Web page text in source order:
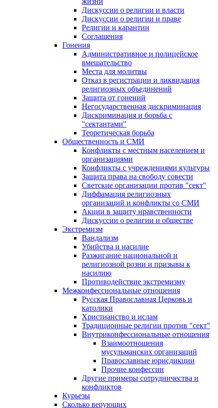
Дискуссии о религии и власти
Дискуссии о религии и праве
Религии и карантин
Соглашения
Гонения
Административное и полицейское
вмешательство
Места для молитвы
Отказ в регистрации и ликвидация
религиозных объединений
Защита от гонений
Негосударственная дискриминация
Дискриминация и борьба с
"сектантами"
Теоретическая борьба
Общественность и СМИ
Конфликты с местным населением и
организациями
Конфликты с учреждениями культуры
Защита права на свободу совести
Светские организации против "сект"
Диффамация религиозных
организаций и конфликты со СМИ
Акции в защиту нравственности
Дискуссии о религии и обществе
Экстремизм
Вандализм
Убийства и насилие
Разжигание национальной и
религиозной розни и призывы к
насилию
Противодействие экстремизму
Межконфессиональные отношения
Русская Православная Церковь и
католики
Христианство и ислам
Традиционные религии против "сект"
Внутриконфессиональные отношения
Взаимоотношения
мусульманских организаций
Православные юрисдикции
Прочие конфессии
Другие примеры сотрудничества и
конфликтов
Курьезы
Сколько верующих